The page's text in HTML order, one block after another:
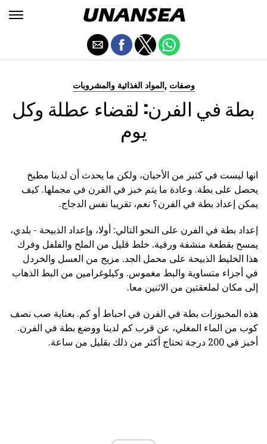
المواد الغذائية والمشروبات , وصفات
بطة في الفرن: لقضاء عطلة وكل
يوم
انها ليست في كثير من الأحيان، ولكن ما يحدث أن لدينا مطبخ
يحصل على بطة. وعادة ما يتم خبز في الفرن في مجملها. كيف
يمكن إعداد بطة في الفرن؟ نعم، تقريبا نفس الدجاج.
إعداد بطة في الفرن على النحو التالي: أولا، وإعداد الذبيحة - بلدي،
يمسح بقطعة منشفة ورقية. خلط قليل من الملح والفلفل وفرك
هذا الخليط الذبيحة على محمل الجد. مزيج من العسل والخردل
في أجزاء متساوية والبط مغموس. وكيلوغرامين من البط الذهاب
إلى مكان لملعقتين من الاثنين معا.
هذه المخبوزات بطة في الفرن في احباط أو كم. بعناية صب نصف
كوب من الماء المغلي، عن قرب كم لدينا ووضع بطة في الفرن.
أخبز في 200 درجة تحتاج أكثر من ذلك بقليل من ساعة.